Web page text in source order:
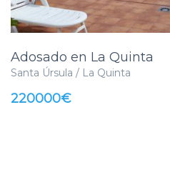
Adosado en La Quinta
Santa Úrsula / La Quinta
220000€